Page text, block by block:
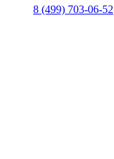
8 (499) 703-06-52